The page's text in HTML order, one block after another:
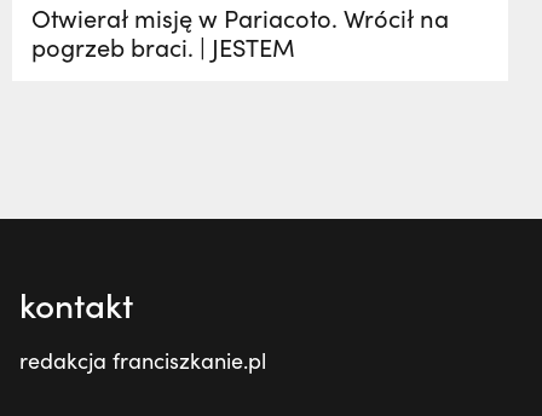
Otwierał misję w Pariacoto. Wrócił na
pogrzeb braci. | JESTEM
kontakt
redakcja franciszkanie.pl